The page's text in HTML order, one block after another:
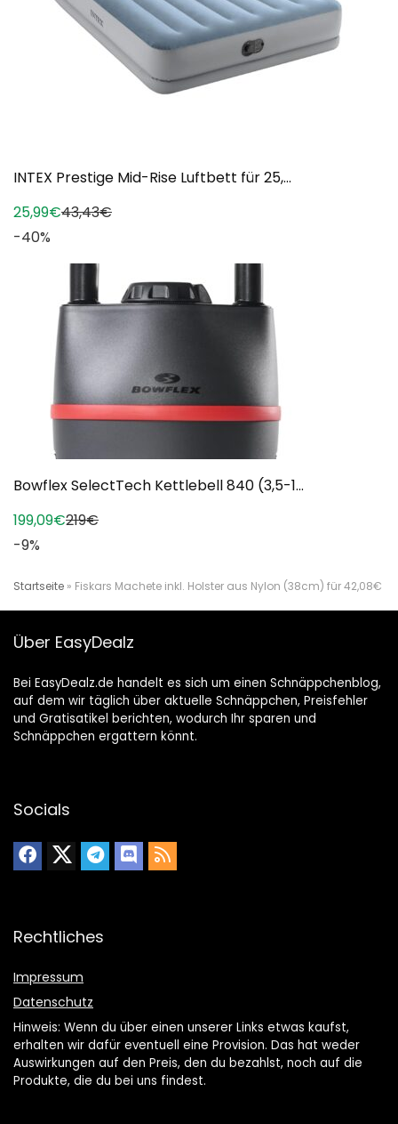
INTEX Prestige Mid-Rise Luftbett für 25,...
25,99€43,43€
-40%
Bowflex SelectTech Kettlebell 840 (3,5-1...
199,09€219€
-9%
Startseite » Fiskars Machete inkl. Holster aus Nylon (38cm) für 42,08€
Über EasyDealz
Bei EasyDealz.de handelt es sich um einen Schnäppchenblog,
auf dem wir täglich über aktuelle Schnäppchen, Preisfehler
und Gratisatikel berichten, wodurch Ihr sparen und
Schnäppchen ergattern könnt.
Socials
Rechtliches
Impressum
Datenschutz
Hinweis: Wenn du über einen unserer Links etwas kaufst,
erhalten wir dafür eventuell eine Provision. Das hat weder
Auswirkungen auf den Preis, den du bezahlst, noch auf die
Produkte, die du bei uns findest.